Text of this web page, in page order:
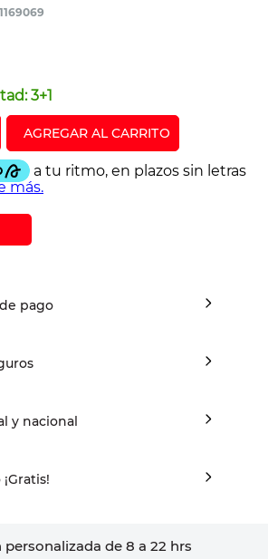
3+1
pago
y nacional
de 8 a 22 hrs